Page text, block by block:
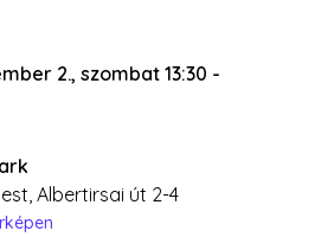
2., szombat 13:30 -
Albertirsai út 2-4